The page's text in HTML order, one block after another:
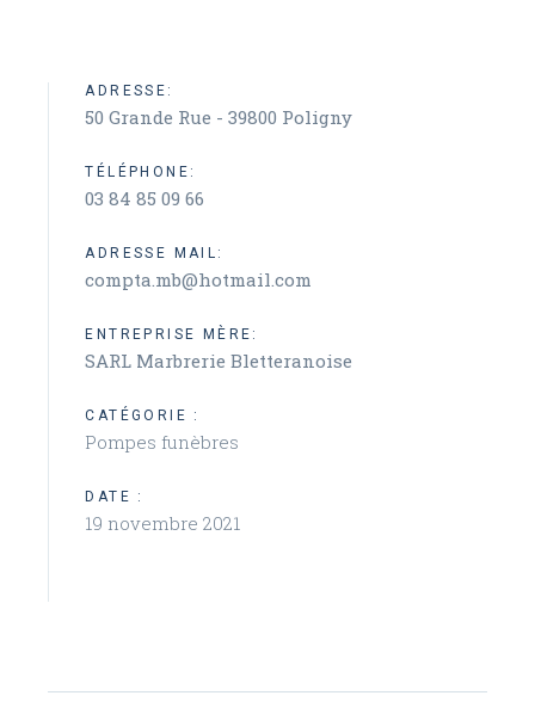
ADRESSE:
50 Grande Rue - 39800 Poligny
TÉLÉPHONE:
03 84 85 09 66
ADRESSE MAIL:
compta.mb@hotmail.com
ENTREPRISE MÈRE:
SARL Marbrerie Bletteranoise
CATÉGORIE :
Pompes funèbres
DATE :
19 novembre 2021